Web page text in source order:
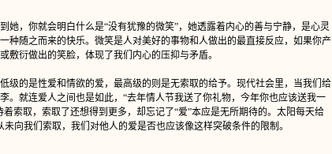
，你就会明白什么是“没有犹豫的微笑”，她透露着内心的善与宁静，是心灵
种随之而来的快乐。微笑是人对美好的事物和人做出的最直接反应，如果你产
敷衍做出的笑脸，体现了我们内心的压抑与矛盾。
的是性爱和情欲的爱，最高级的则是无索取的给予。现代社会里，当我们给
。就连爱人之间也是如此，“去年情人节我送了你礼物，今年你也应该送我一
索取，索取了还想得到更多，却忘记了“爱”本应是无所期待的。太阳每天给
向我们索取，我们对他人的爱是否也应该像这样突破条件的限制。